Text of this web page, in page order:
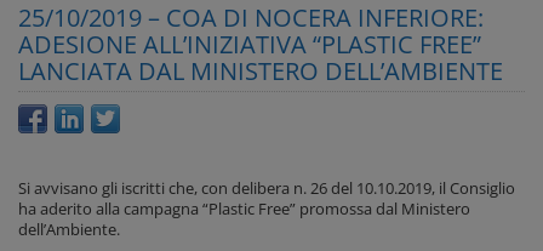
25/10/2019 – COA DI NOCERA INFERIORE:
ADESIONE ALL’INIZIATIVA “PLASTIC FREE”
LANCIATA DAL MINISTERO DELL’AMBIENTE
Si avvisano gli iscritti che, con delibera n. 26 del 10.10.2019, il Consiglio
ha aderito alla campagna “Plastic Free” promossa dal Ministero
dell’Ambiente.